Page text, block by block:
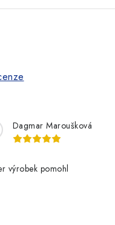
Dagmar Maroušková
výrobek pomohl